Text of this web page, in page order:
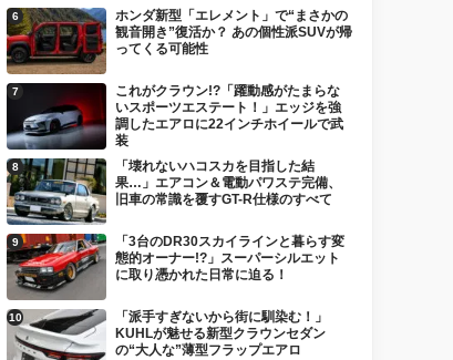
ホンダ新型「エレメント」で“まさかの
観音開き”復活か？ あの個性派SUVが帰
ってくる可能性
これがクラウン!?「躍動感がたまらな
いスポーツエステート！」エッジを強
調したエアロに22インチホイールで武
装
「壊れないハコスカを目指した結
果…」エアコン＆電動パワステ完備、
旧車の常識を覆すGT-R仕様のすべて
「3台のDR30スカイラインと暮らす変
態的オーナー!?」スーパーシルエット
に取り憑かれた日常に迫る！
「派手すぎないから街に馴染む！」
KUHLが魅せる新型クラウンセダン
の“大人な”薄型フラップエアロ